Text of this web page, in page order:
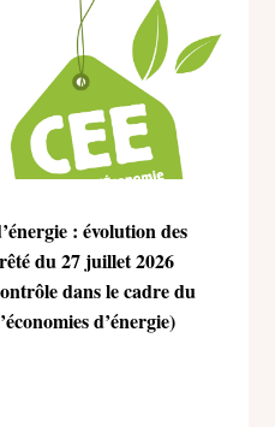
: évolution des
du 27 juillet 2026
dans le cadre du
d’énergie)